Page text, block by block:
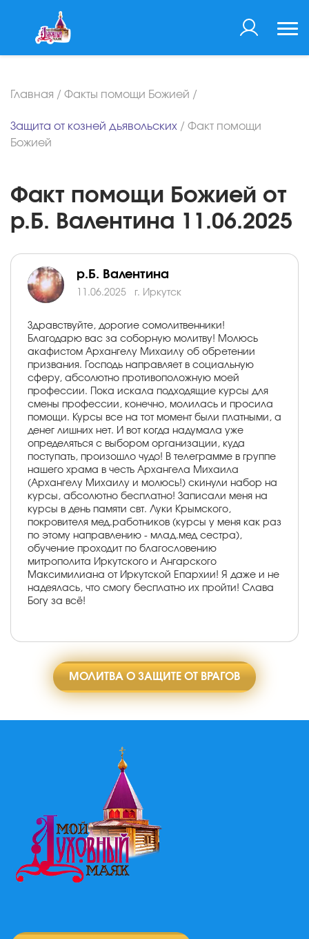
Главная / Факты помощи Божией /
Защита от козней дьявольских / Факт помощи
Божией
Факт помощи Божией от
р.Б. Валентина 11.06.2025
р.Б. Валентина
11.06.2025 г. Иркутск
Здравствуйте, дорогие сомолитвенники!
Благодарю вас за соборную молитву! Молюсь
акафистом Архангелу Михаилу об обретении
призвания. Господь направляет в социальную
сферу, абсолютно противоположную моей
профессии. Пока искала подходящие курсы для
смены профессии, конечно, молилась и просила
помощи. Курсы все на тот момент были платными, а
денег лишних нет. И вот когда надумала уже
определяться с выбором организации, куда
поступать, произошло чудо! В телеграмме в группе
нашего храма в честь Архангела Михаила
(Архангелу Михаилу и молюсь!) скинули набор на
курсы, абсолютно бесплатно! Записали меня на
курсы в день памяти свт. Луки Крымского,
покровителя мед.работников (курсы у меня как раз
по этому направлению - млад.мед сестра),
обучение проходит по благословению
митрополита Иркутского и Ангарского
Максимилиана от Иркутской Епархии! Я даже и не
надеялась, что смогу бесплатно их пройти! Слава
Богу за всё!
МОЛИТВА О ЗАЩИТЕ ОТ ВРАГОВ